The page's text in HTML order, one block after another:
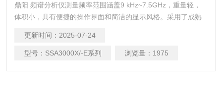
鼎阳 频谱分析仪测量频率范围涵盖9 kHz~7.5GHz，重量轻，
体积小，具有便捷的操作界面和简洁的显示风格。采用了成熟
放大器，显示平均噪声电平（DANL ）可达-161 dBm/Hz（典型
值），具备出色的微小信号测量能力。
更新时间： 2025-07-24
型号： SSA3000X/-E系列 浏览量： 1975